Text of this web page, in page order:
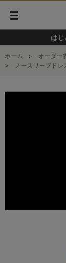
は
ホーム > オーダー
>
ノースリーブドレ